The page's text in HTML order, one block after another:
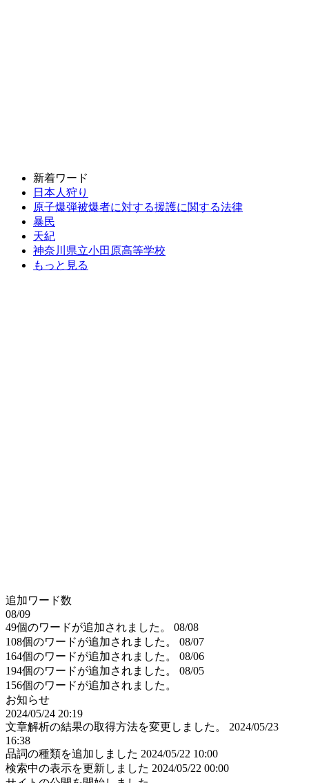
新着ワード
日本人狩り
原子爆弾被爆者に対する援護に関する法律
暴民
天紀
神奈川県立小田原高等学校
もっと見る
追加ワード数
08/09
49個のワードが追加されました。
08/08
108個のワードが追加されました。
08/07
164個のワードが追加されました。
08/06
194個のワードが追加されました。
08/05
156個のワードが追加されました。
お知らせ
2024/05/24 20:19
文章解析の結果の取得方法を変更しました。
2024/05/23
16:38
品詞の種類を追加しました 2024/05/22 10:00
検索中の表示を更新しました 2024/05/22 00:00